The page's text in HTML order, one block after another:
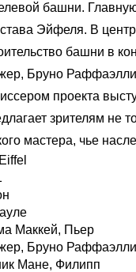
башни.
Эйфеля. В
башни в
Бруно
проекта
зрителям не
мастера, чье
Eiffel
Маккей, Пьер
Бруно
Мане, Филипп